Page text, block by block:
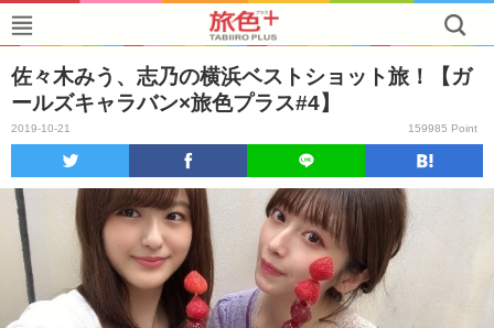
佐々木みう、志乃の横浜ベストショット旅！【ガ
ールズキャラバン×旅色プラス#4】
2019-10-21 159985 Point